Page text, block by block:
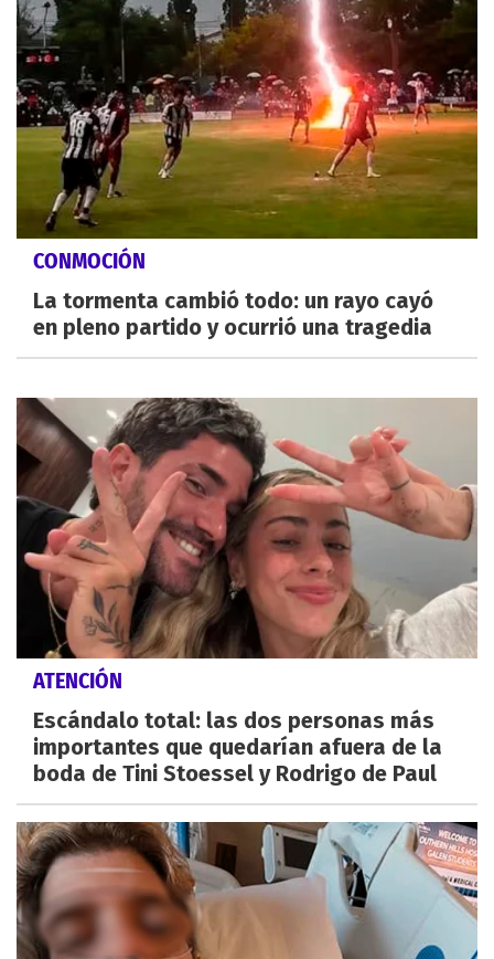
CONMOCIÓN
La tormenta cambió todo: un rayo cayó
en pleno partido y ocurrió una tragedia
ATENCIÓN
Escándalo total: las dos personas más
importantes que quedarían afuera de la
boda de Tini Stoessel y Rodrigo de Paul